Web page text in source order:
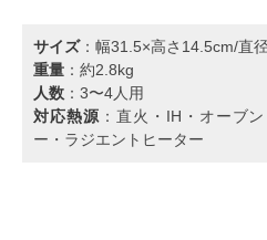
サイズ：幅31.5×高さ14.5cm/直
重量 ：約2.8kg
人数 ：3〜4人用
対応熱源 ：直火・IH・オーブ
ー・ラジエントヒーター